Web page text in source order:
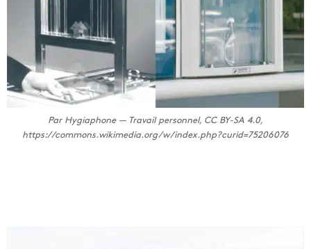
Par Hygiaphone — Travail personnel, CC BY-SA 4.0,
https://commons.wikimedia.org/w/index.php?curid=75206076